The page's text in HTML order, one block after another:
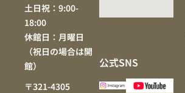
土日祝：9:00-
18:00
休館日：月曜日
（祝日の場合は開
館）
〒321-4305
公式SNS